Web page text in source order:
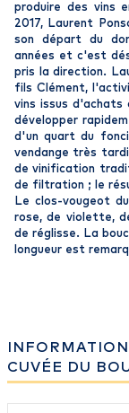
produire des vins
2017, Laurent
son départ du
années et c'est
pris la direction.
fils Clément,
vins issus d'achats
développer
d'un quart du
vendange très
de vinification
de filtration ; le
Le clos-vougeot
rose, de violette,
de réglisse. La
longueur est
CUVÉE DU